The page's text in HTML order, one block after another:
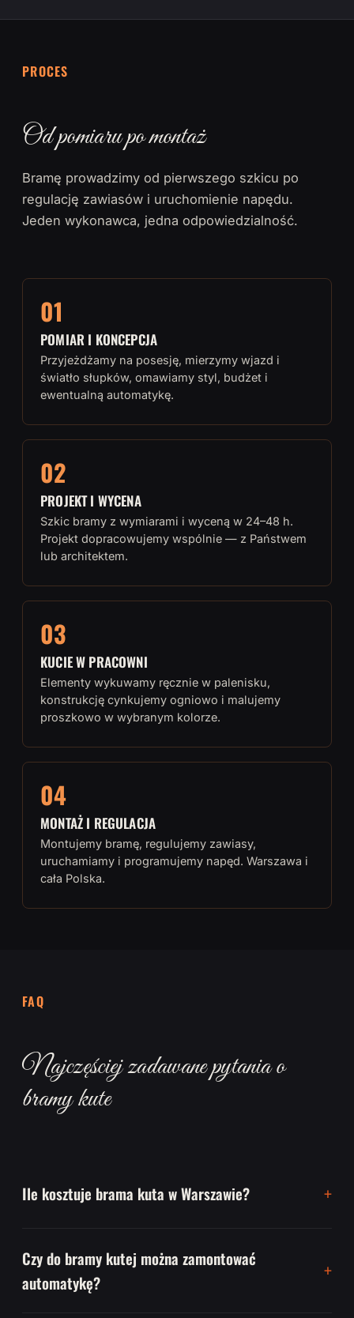
PROCES
Od pomiaru po montaż
Bramę prowadzimy od pierwszego szkicu po
regulację zawiasów i uruchomienie napędu.
Jeden wykonawca, jedna odpowiedzialność.
01
POMIAR I KONCEPCJA
Przyjeżdżamy na posesję, mierzymy wjazd i
światło słupków, omawiamy styl, budżet i
ewentualną automatykę.
02
PROJEKT I WYCENA
Szkic bramy z wymiarami i wyceną w 24–48 h.
Projekt dopracowujemy wspólnie — z Państwem
lub architektem.
03
KUCIE W PRACOWNI
Elementy wykuwamy ręcznie w palenisku,
konstrukcję cynkujemy ogniowo i malujemy
proszkowo w wybranym kolorze.
04
MONTAŻ I REGULACJA
Montujemy bramę, regulujemy zawiasy,
uruchamiamy i programujemy napęd. Warszawa i
cała Polska.
FAQ
Najczęściej zadawane pytania o
bramy kute
Ile kosztuje brama kuta w Warszawie?
Czy do bramy kutej można zamontować
automatykę?